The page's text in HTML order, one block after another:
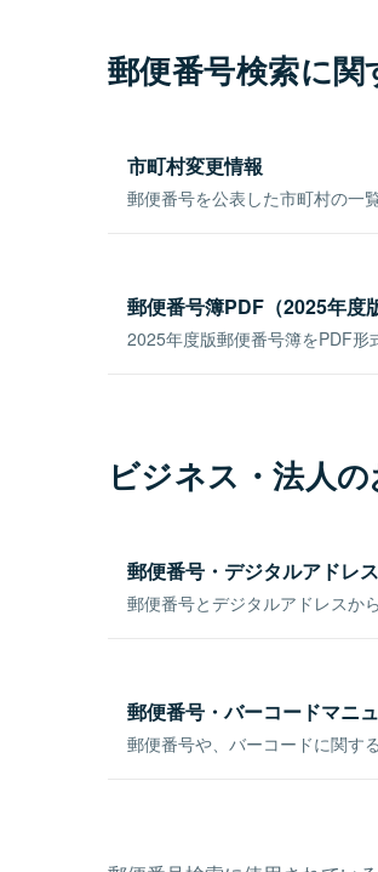
郵便番号検索に関
市町村変更情報
郵便番号を公表した市町村の一
郵便番号簿PDF（2025年度
2025年度版郵便番号簿をPDF形
ビジネス・法人
郵便番号・デジタルアドレ
郵便番号とデジタルアドレスか
郵便番号・バーコードマニ
郵便番号や、バーコードに関す